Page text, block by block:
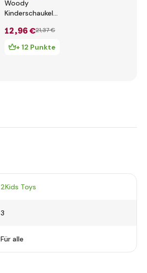
Woody
Kinderschaukel
Kleinsten
12,96 €21,37 €
+ 12 Punkte
2Kids Toys
3
Für alle